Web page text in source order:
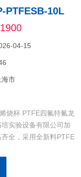
PTFESB-10L
04-15
海市
烧杯 PTFE四氟特氟龙
实验设备有限公司加
全，采用全新料PTFE
烧杯，Teflon烧杯，四